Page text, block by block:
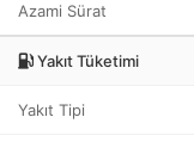
Azami Sürat
Yakıt Tüketimi
Yakıt Tipi